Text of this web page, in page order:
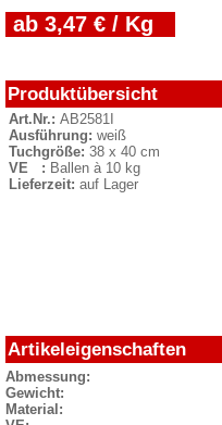
ab 3,47 € / Kg
Produktübersicht
Art.Nr.: AB2581I
Ausführung: weiß
Tuchgröße: 38 x 40 cm
VE : Ballen à 10 kg
Lieferzeit: auf Lager
Artikeleigenschaften
Abmessung:
Gewicht:
Material: